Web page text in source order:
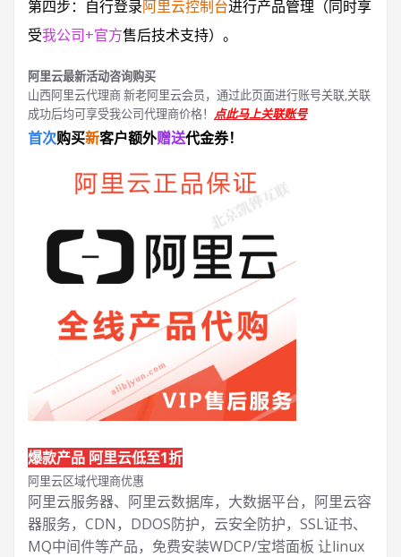
第四步：自行登录阿里云控制台进行产品管理（同时享
受我公司+官方售后技术支持）。
阿里云最新活动咨询购买
山西阿里云代理商 新老阿里云会员，通过此页面进行账号关联,关联
成功后均可享受我公司代理商价格！ 点此马上关联账号
首次购买新客户额外赠送代金券！
爆款产品 阿里云低至1折
阿里云区域代理商优惠
阿里云服务器、阿里云数据库，大数据平台，阿里云容
器服务，CDN，DDOS防护，云安全防护，SSL证书、
MQ中间件等产品，免费安装WDCP/宝塔面板 让linux